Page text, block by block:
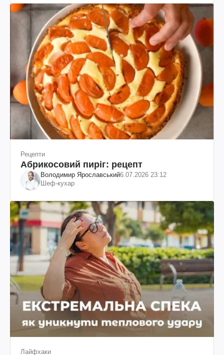
Рецепти
Абрикосовий пиріг: рецепт
Володимир Ярославський6.07.2026 23:12
Шеф-кухар
Лайфхаки